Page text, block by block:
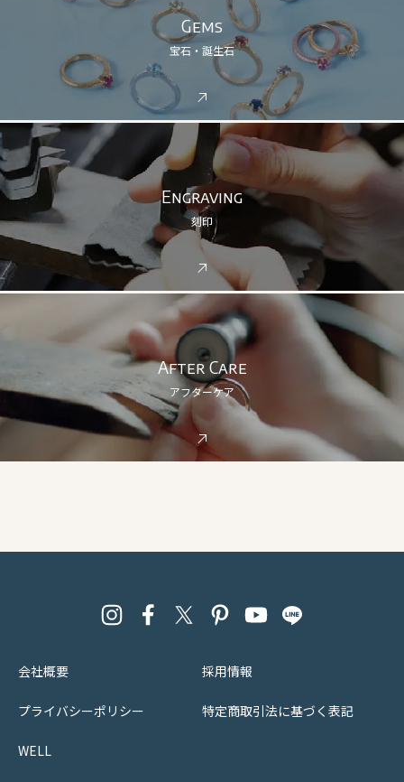
Gems
宝石・誕生石
Engraving
刻印
After Care
アフターケア
会社概要 採用情報
プライバシーポリシー 特定商取引法に基づく表記
WELL